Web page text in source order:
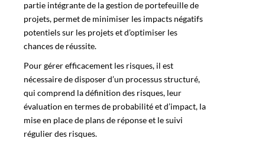
partie intégrante de la gestion de portefeuille de
projets, permet de minimiser les impacts négatifs
potentiels sur les projets et d’optimiser les
chances de réussite.
Pour gérer efficacement les risques, il est
nécessaire de disposer d’un processus structuré,
qui comprend la définition des risques, leur
évaluation en termes de probabilité et d’impact, la
mise en place de plans de réponse et le suivi
régulier des risques.